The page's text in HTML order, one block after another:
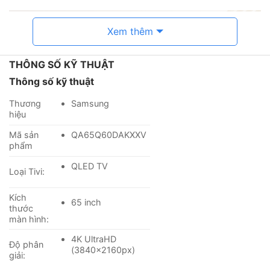
*Hình ảnh chỉ mang tính chất minh họa
Công nghệ hình ảnh
– Thưởng thức những khung hình ở độ phân giải 4K có
độ sắc nét và chi tiết cao.
– Bộ xử lý
Xem thêm
THÔNG SỐ KỸ THUẬT
Thông số kỹ thuật
Thương
hiệu
Samsung
Mã sản
phẩm
QA65Q60DAKXXV
Loại Tivi:
QLED TV
Kích
thước
màn hình:
65 inch
Độ phân
giải:
4K UltraHD
(3840x2160px)